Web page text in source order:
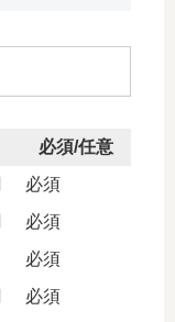
必須/任意
必須
必須
必須
必須